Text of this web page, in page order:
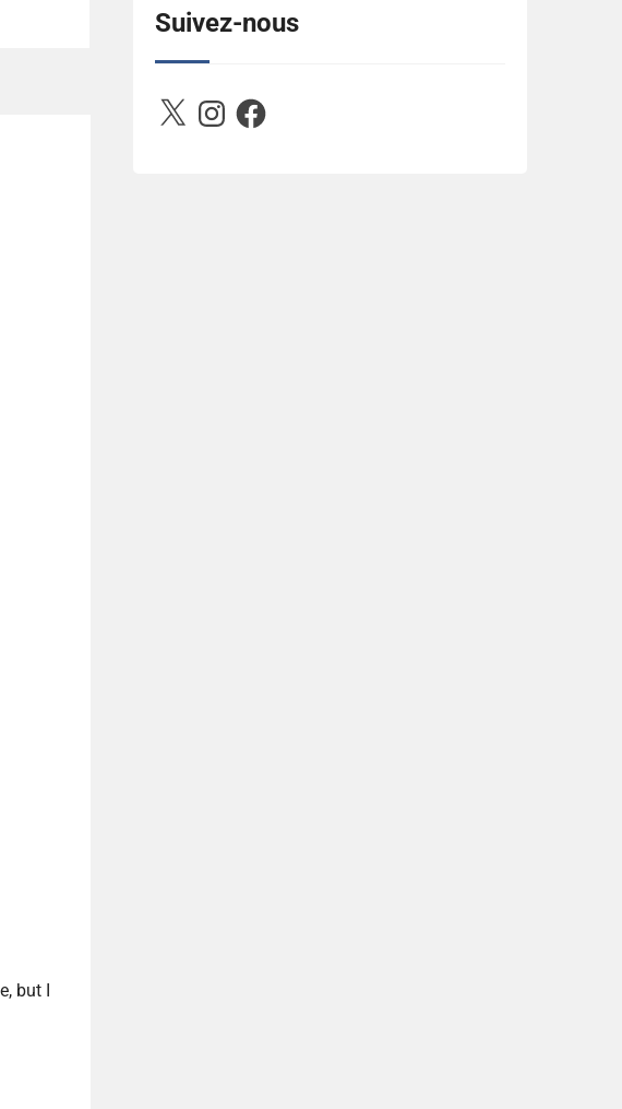
but I
503716673157532-
2788222864243652657-n.jpg"
alt="Between D&R" style="border:none;" />
Suivez-nous
X InstagramFacebook